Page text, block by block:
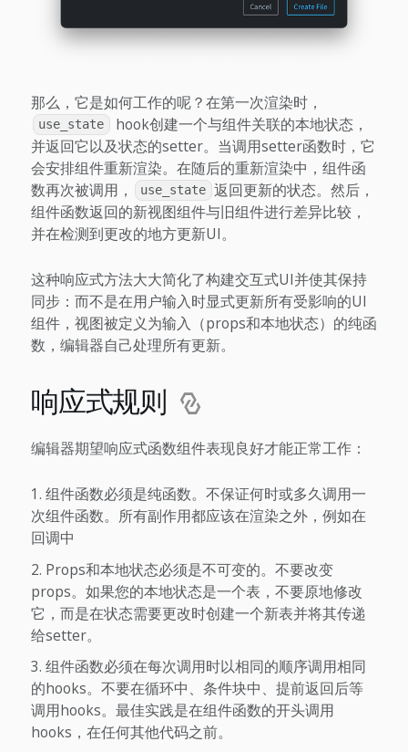
那么，它是如何工作的呢？在第一次渲染时，
use_state
hook创建一个与组件关联的本地状态，
并返回它以及状态的setter。当调用setter函数时，它
会安排组件重新渲染。在随后的重新渲染中，组件函
数再次被调用，
use_state 返回更新的状态。然后，
组件函数返回的新视图组件与旧组件进行差异比较，
并在检测到更改的地方更新UI。
这种响应式方法大大简化了构建交互式UI并使其保持
同步：而不是在用户输入时显式更新所有受影响的UI
组件，视图被定义为输入（props和本地状态）的纯函
数，编辑器自己处理所有更新。
响应式规则
编辑器期望响应式函数组件表现良好才能正常工作：
组件函数必须是纯函数。不保证何时或多久调用一
次组件函数。所有副作用都应该在渲染之外，例如在
回调中
Props和本地状态必须是不可变的。不要改变
props。如果您的本地状态是一个表，不要原地修改
它，而是在状态需要更改时创建一个新表并将其传递
给setter。
组件函数必须在每次调用时以相同的顺序调用相同
的hooks。不要在循环中、条件块中、提前返回后等
调用hooks。最佳实践是在组件函数的开头调用
hooks，在任何其他代码之前。